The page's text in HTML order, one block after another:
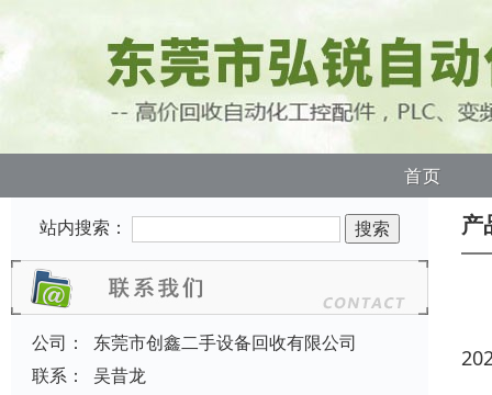
首页
站内搜索：
公司：
东莞市创鑫二手设备回收有限公司
联系：
吴昔龙
产